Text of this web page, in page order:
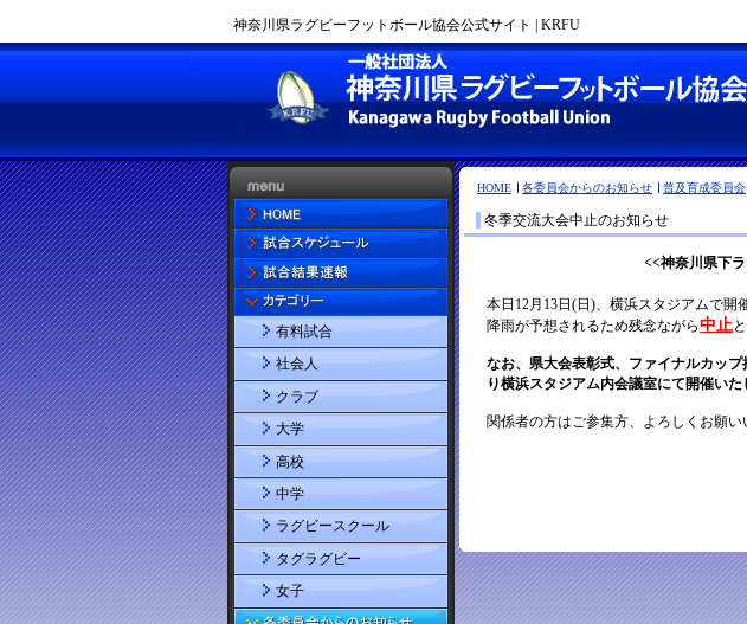
神奈川県ラグビーフットボール協会公式サイト | KRFU
HOME 各委員会からのお知らせ 普及育成委員会
冬季交流大会中止のお知らせ
有料試合
社会人
クラブ
大学
高校
中学
ラグビースクール
タグラグビー
女子